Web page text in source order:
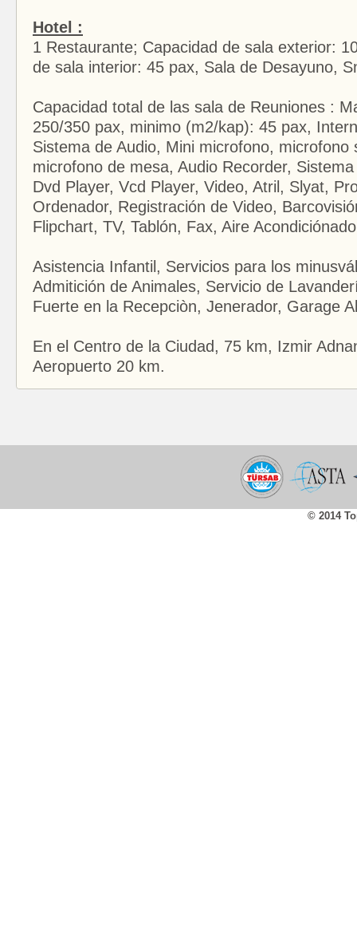
Hotel :
1 Restaurante; Capacidad de sala exterior:
de sala interior: 45 pax, Sala de Desayuno,
Capacidad total de las sala de Reuniones :
250/350 pax, minimo (m2/kap): 45 pax,
Sistema de Audio, Mini microfono, microfono
microfono de mesa, Audio Recorder,
Dvd Player, Vcd Player, Video, Atril, Slyat,
Ordenador, Registración de Video,
Flipchart, TV, Tablón, Fax, Aire
Asistencia Infantil, Servicios para los
Admitición de Animales, Servicio de
Fuerte en la Recepciòn, Jenerador, Garage
En el Centro de la Ciudad, 75 km, Izmir
Aeropuerto 20 km.
© 2014